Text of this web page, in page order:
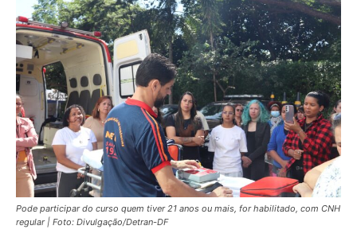
Pode participar do curso quem tiver 21 anos ou mais, for habilitado, com CNH
regular | Foto: Divulgação/Detran-DF